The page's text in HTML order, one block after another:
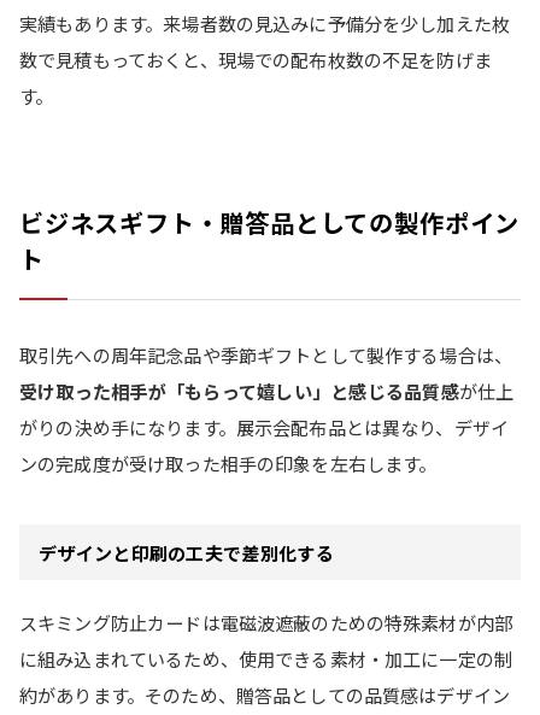
実績もあります。来場者数の見込みに予備分を少し加えた枚
数で見積もっておくと、現場での配布枚数の不足を防げま
す。
ビジネスギフト・贈答品としての製作ポイン
ト
取引先への周年記念品や季節ギフトとして製作する場合は、
受け取った相手が「もらって嬉しい」と感じる品質感が仕上
がりの決め手になります。展示会配布品とは異なり、デザイ
ンの完成度が受け取った相手の印象を左右します。
デザインと印刷の工夫で差別化する
スキミング防止カードは電磁波遮蔽のための特殊素材が内部
に組み込まれているため、使用できる素材・加工に一定の制
約があります。そのため、贈答品としての品質感はデザイン